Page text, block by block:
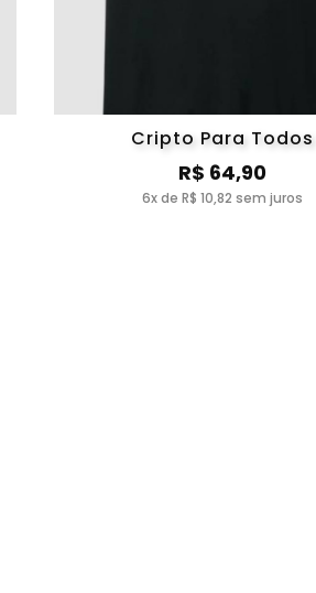
Cripto Para Todos
R$ 64,90
6x de R$ 10,82 sem juros